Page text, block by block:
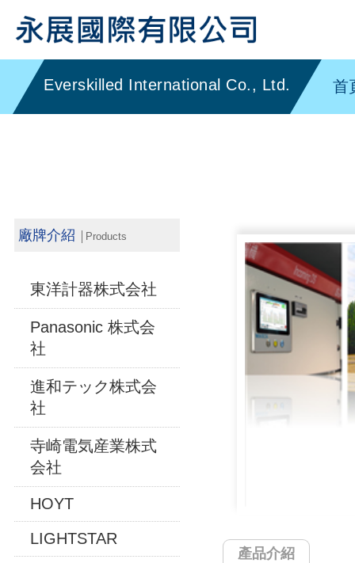
首
廠牌介紹 │Products
東洋計器株式会社
Panasonic 株式会
社
進和テック株式会
社
寺崎電気産業株式
会社
HOYT
LIGHTSTAR
產品介紹